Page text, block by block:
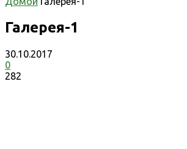
Галерея-1
30.10.2017
0
282